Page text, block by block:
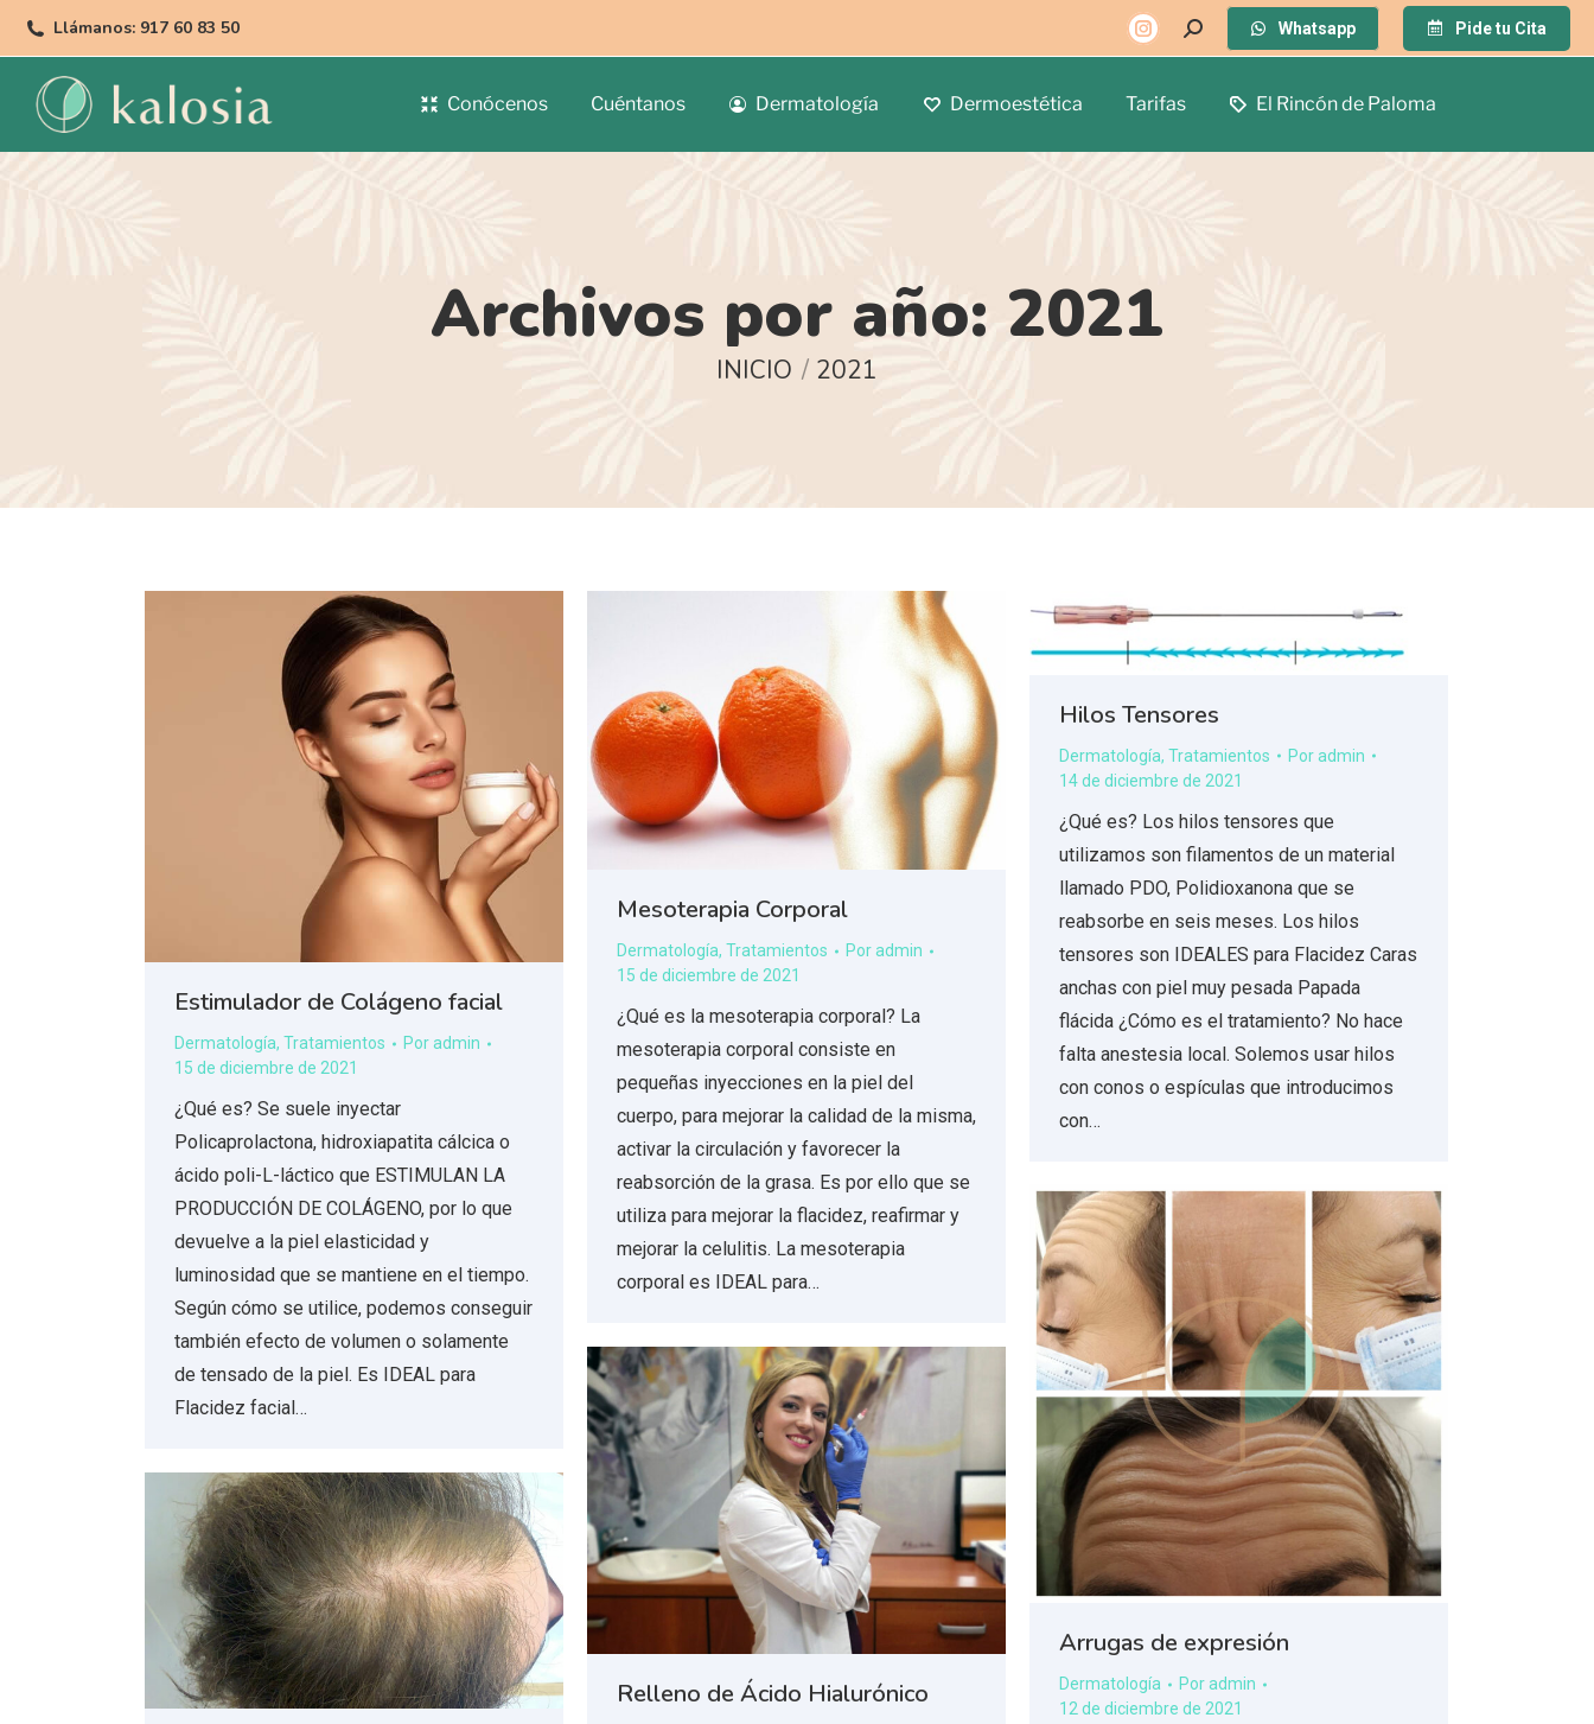
Llámanos: 917 60 83 50 Whatsapp Pide tu Cita
Conócenos Cuéntanos Dermatología Dermoestética Tarifas El Rincón de Paloma
Archivos por año: 2021
Estás aquí:
INICIO 2021
Estimulador de Colágeno facial
Dermatología, Tratamientos Poradmin
15 de diciembre de 2021
¿Qué es? Se suele inyectar
Policaprolactona, hidroxiapatita cálcica o
ácido poli-L-láctico que ESTIMULAN LA
PRODUCCIÓN DE COLÁGENO, por lo que
devuelve a la piel elasticidad y
luminosidad que se mantiene en el tiempo.
Según cómo se utilice, podemos conseguir
también efecto de volumen o solamente
de tensado de la piel. Es IDEAL para
Flacidez facial…
Mesoterapia Corporal
Dermatología, Tratamientos Poradmin
15 de diciembre de 2021
¿Qué es la mesoterapia corporal? La
mesoterapia corporal consiste en
pequeñas inyecciones en la piel del
cuerpo, para mejorar la calidad de la misma,
activar la circulación y favorecer la
reabsorción de la grasa. Es por ello que se
utiliza para mejorar la flacidez, reafirmar y
mejorar la celulitis. La mesoterapia
corporal es IDEAL para…
Hilos Tensores
Dermatología, Tratamientos Poradmin
14 de diciembre de 2021
¿Qué es? Los hilos tensores que
utilizamos son filamentos de un material
llamado PDO, Polidioxanona que se
reabsorbe en seis meses. Los hilos
tensores son IDEALES para Flacidez Caras
anchas con piel muy pesada Papada
flácida ¿Cómo es el tratamiento? No hace
falta anestesia local. Solemos usar hilos
con conos o espículas que introducimos
con…
Arrugas de expresión
Dermatología Poradmin
12 de diciembre de 2021
Relleno de Ácido Hialurónico